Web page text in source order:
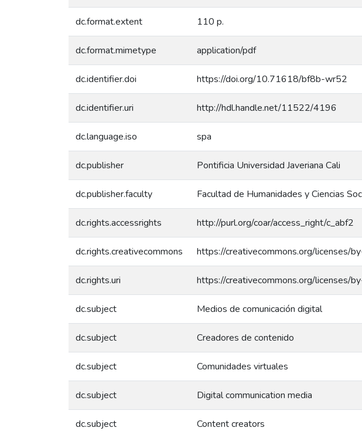
dc.format.extent 110 p.
dc.format.mimetype application/pdf
dc.identifier.doi https://doi.org/10.71618/bf8b-wr52
dc.identifier.uri http://hdl.handle.net/11522/4196
dc.language.iso spa
dc.publisher Pontificia Universidad Javeriana Cali
dc.publisher.faculty Facultad de Humanidades y Ciencias
dc.rights.accessrights http://purl.org/coar/access_right/c_abf2
dc.rights.creativecommons https://creativecommons.org/licenses/
dc.rights.uri https://creativecommons.org/licenses/
dc.subject Medios de comunicación digital
dc.subject Creadores de contenido
dc.subject Comunidades virtuales
dc.subject Digital communication media
dc.subject Content creators